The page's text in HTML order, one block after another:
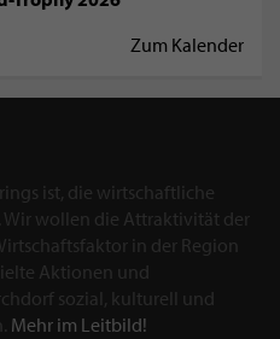
Zum Kalender
ist, die wirtschaftliche
Wir wollen die Attraktivität der
in der Region
Aktionen und
sozial, kulturell und
Mehr im Leitbild!